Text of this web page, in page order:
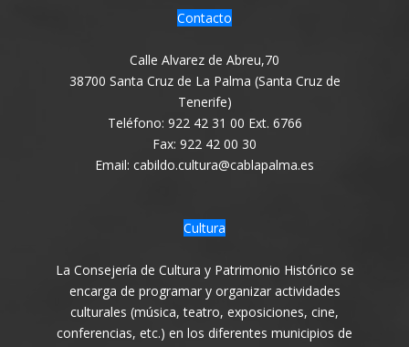
Contacto
Calle Alvarez de Abreu,70
38700 Santa Cruz de La Palma (Santa Cruz de
Tenerife)
Teléfono: 922 42 31 00 Ext. 6766
Fax: 922 42 00 30
Email: cabildo.cultura@cablapalma.es
Cultura
La Consejería de Cultura y Patrimonio Histórico se
encarga de programar y organizar actividades
culturales (música, teatro, exposiciones, cine,
conferencias, etc.) en los diferentes municipios de